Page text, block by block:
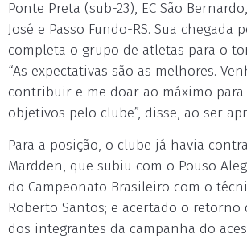
Ponte Preta (sub-23), EC São
José e Passo Fundo-RS. Sua chegada
completa o grupo de atletas para o
“As expectativas são as melhores.
contribuir e me doar ao máximo
objetivos pelo clube”, disse, ao ser
Para a posição, o clube já havia
Mardden, que subiu com o Pouso
do Campeonato Brasileiro com o
Roberto Santos; e acertado o retorno
dos integrantes da campanha do